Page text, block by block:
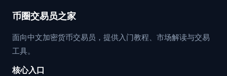
币圈交易员之家
面向中文加密货币交易员，提供入门教程、市场解读与交易
工具。
核心入口